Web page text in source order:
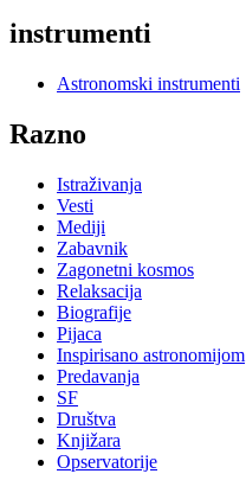
instrumenti
Astronomski instrumenti
Razno
Istraživanja
Vesti
Mediji
Zabavnik
Zagonetni kosmos
Relaksacija
Biografije
Pijaca
Inspirisano astronomijom
Predavanja
SF
Društva
Knjižara
Opservatorije